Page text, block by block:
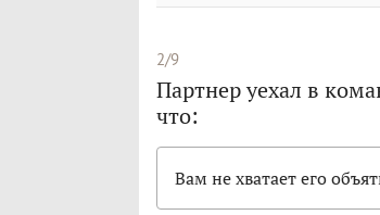
2/9
Партнер уехал в
что:
Вам не хватает его